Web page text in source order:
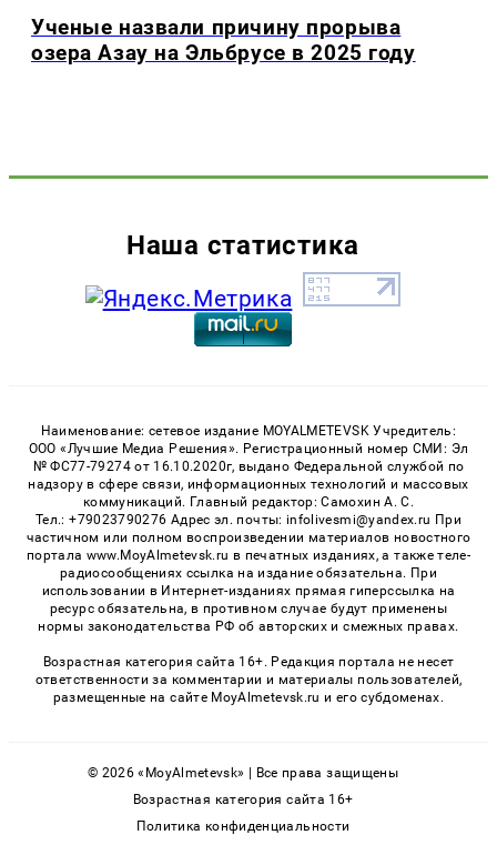
Ученые назвали причину прорыва
озера Азау на Эльбрусе в 2025 году
Наша статистика
Наименование: сетевое издание MOYALMETEVSK Учредитель:
ООО «Лучшие Медиа Решения». Регистрационный номер СМИ: Эл
№ ФС77-79274 от 16.10.2020г, выдано Федеральной службой по
надзору в сфере связи, информационных технологий и массовых
коммуникаций. Главный редактор: Самохин А. С.
Тел.: +79023790276 Адрес эл. почты: infolivesmi@yandex.ru При
частичном или полном воспроизведении материалов новостного
портала www.MoyAlmetevsk.ru в печатных изданиях, а также теле-
радиосообщениях ссылка на издание обязательна. При
использовании в Интернет-изданиях прямая гиперссылка на
ресурс обязательна, в противном случае будут применены
нормы законодательства РФ об авторских и смежных правах.
Возрастная категория сайта 16+. Редакция портала не несет
ответственности за комментарии и материалы пользователей,
размещенные на сайте MoyAlmetevsk.ru и его субдоменах.
© 2026 «MoyAlmetevsk» | Все права защищены
Возрастная категория сайта 16+
Политика конфиденциальности